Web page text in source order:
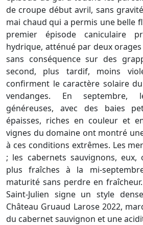
de croupe début avril, sans
mai chaud qui a permis une belle
premier épisode caniculaire
hydrique, atténué par deux
sans conséquence sur des
second, plus tardif, moins
confirment le caractère solaire
vendanges. En septembre,
généreuses, avec des baies
épaisses, riches en couleur et
vignes du domaine ont montré
à ces conditions extrêmes. Les
; les cabernets sauvignons,
plus fraîches à la mi-
maturité sans perdre en
Saint-Julien signe un style
Château Gruaud Larose 2022,
du cabernet sauvignon et une